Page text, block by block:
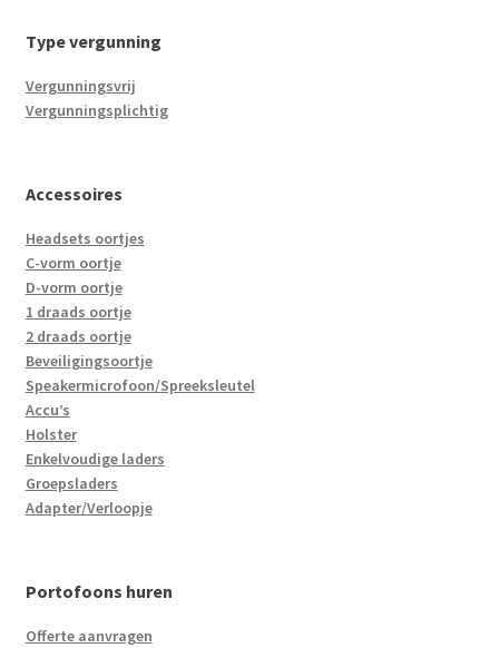
Type vergunning
Vergunningsvrij
Vergunningsplichtig
Accessoires
Headsets oortjes
C-vorm oortje
D-vorm oortje
1 draads oortje
2 draads oortje
Beveiligingsoortje
Speakermicrofoon/Spreeksleutel
Accu’s
Holster
Enkelvoudige laders
Groepsladers
Adapter/Verloopje
Portofoons huren
Offerte aanvragen